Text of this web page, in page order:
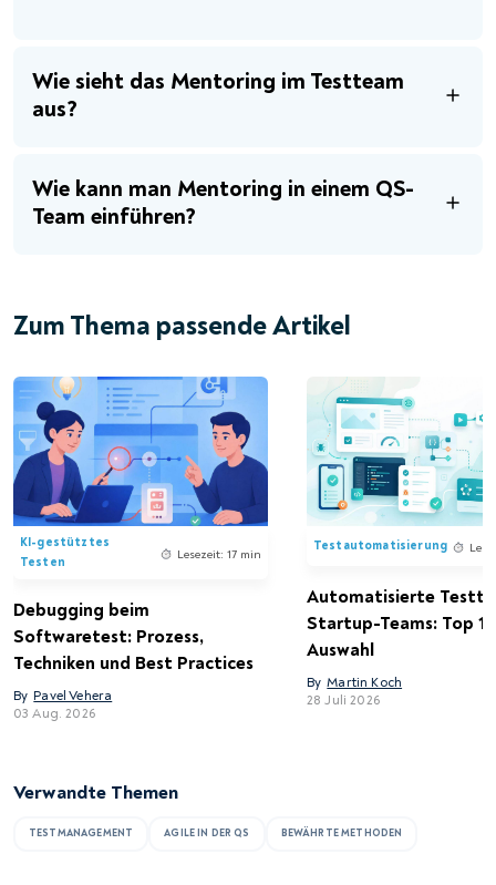
Wie sieht das Mentoring im Testteam
aus?
Wie kann man Mentoring in einem QS-
Team einführen?
Zum Thema passende Artikel
KI-gestütztes
Testen
Lesezeit: 17 min
Debugging beim
Softwaretest: Prozess,
Techniken und Best Practices
By Pavel Vehera
03 Aug. 2026
Testautomatisierung
Automatisierte
Startup-Teams: Top 15
Auswahl
By Martin Koch
28 Juli 2026
Verwandte Themen
TESTMANAGEMENT AGILE IN DER QS BEWÄHRTE METHODEN